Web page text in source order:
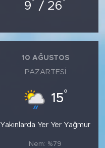
9 / 26
10 AĞUSTOS
PAZARTESI
15°
Yakınlarda Yer Yer Yağmur
Nem: %79